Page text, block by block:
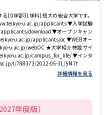
学問分野解説
夢ナビライブ
大学進学IDについて
10学部31学科1短大の総合大学です。
u.ac.jp/applicants ▼入学試験
download ▼オープンキャン
u.ac.jp/applicants/oc ▼WEBオー
u.ac.jp/webOC ★大学紹介特設サイ
u.ac.jp/campus_for_life/ ▼インタ
l/788373/2022-05-31/5f47t
詳細情報を見る
年度版）